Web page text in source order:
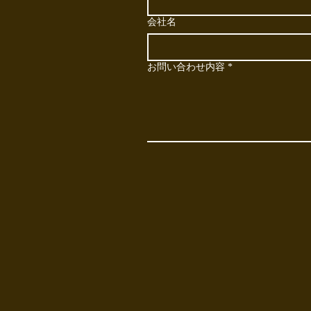
会社名
お問い合わせ内容 *